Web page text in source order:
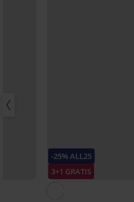
-25% ALL25
3+1 GRATIS